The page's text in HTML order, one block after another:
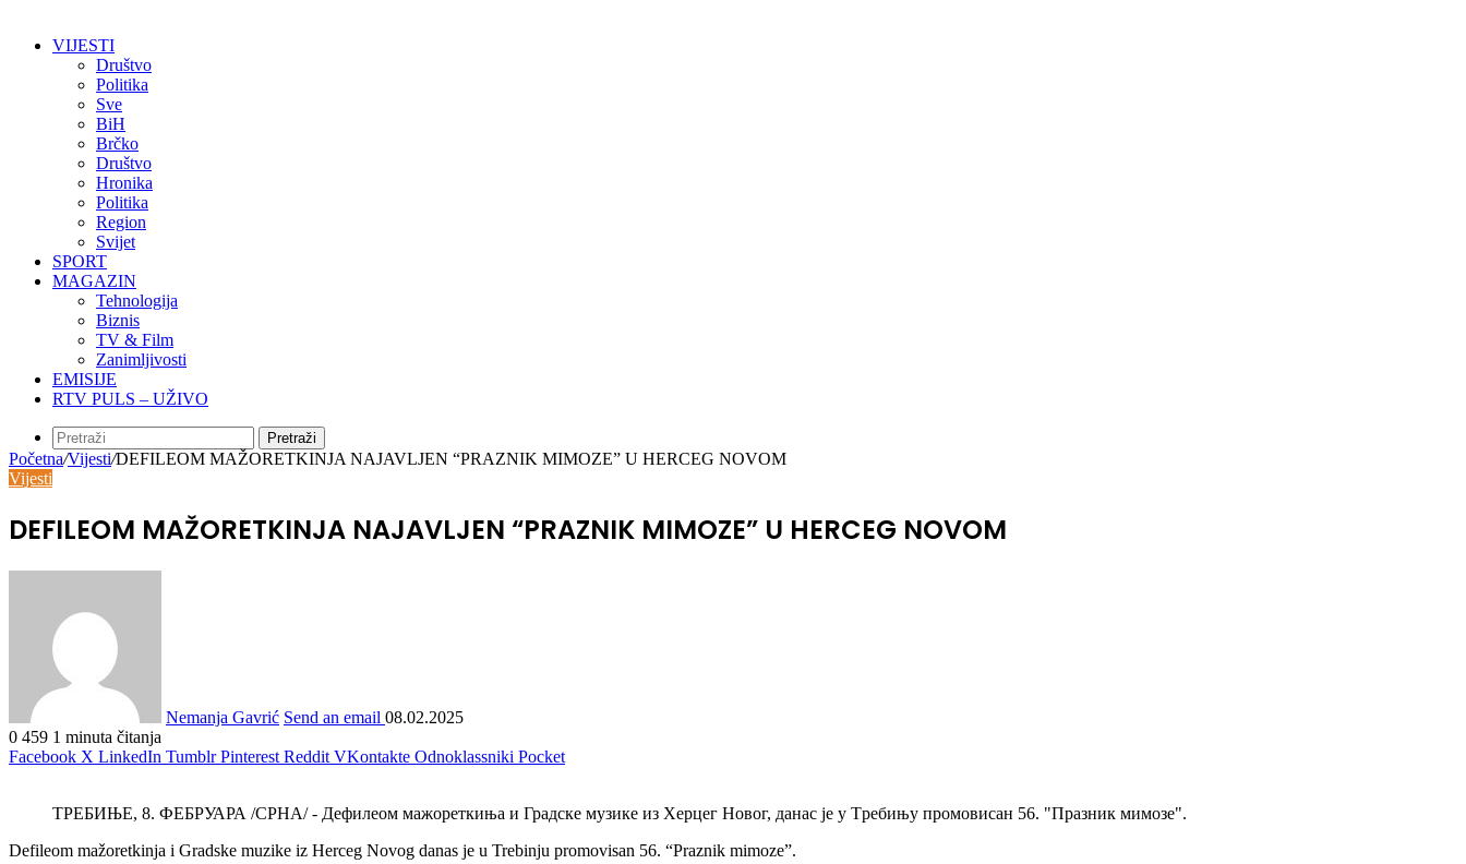
VIJESTI
Društvo
Politika
Sve
BiH
Brčko
Društvo
Hronika
Politika
Region
Svijet
SPORT
MAGAZIN
Tehnologija
Biznis
TV & Film
Zanimljivosti
EMISIJE
RTV PULS – UŽIVO
Pretraži
Početna/Vijesti/DEFILEOM MAŽORETKINJA NAJAVLJEN “PRAZNIK MIMOZE” U HERCEG NOVOM
Vijesti
DEFILEOM MAŽORETKINJA NAJAVLJEN “PRAZNIK MIMOZE” U HERCEG NOVOM
Nemanja Gavrić Send an email 08.02.2025
0 459 1 minuta čitanja
Facebook X LinkedIn Tumblr Pinterest Reddit VKontakte Odnoklassniki Pocket
TРЕБИЊЕ, 8. ФЕБРУАРА /СРНА/ - Дефилеом мажореткиња и Градске музике из Херцег Новог, данас је у Tребињу промовисан 56. "Празник мимозе".
Defileom mažoretkinja i Gradske muzike iz Herceg Novog danas je u Trebinju promovisan 56. “Praznik mimoze”.